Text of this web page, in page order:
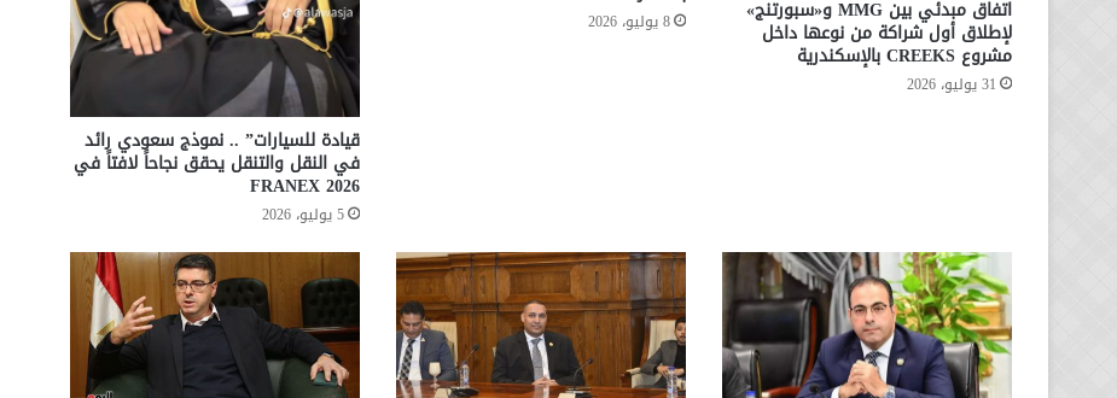
اتفاق مبدئي بين MMG و«سبورتنج»
لإطلاق أول شراكة من نوعها داخل
مشروع CREEKS بالإسكندرية
31 يوليو، 2026
8 يوليو، 2026
قيادة للسيارات” .. نموذج سعودي رائد
في النقل والتنقل يحقق نجاحاً لافتاً في
FRANEX 2026
5 يوليو، 2026